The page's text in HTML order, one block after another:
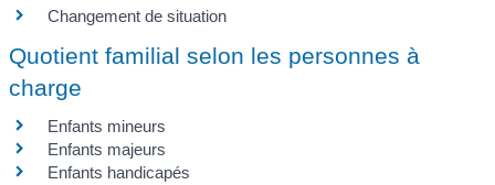
Changement de situation
Quotient familial selon les personnes à
charge
Enfants mineurs
Enfants majeurs
Enfants handicapés